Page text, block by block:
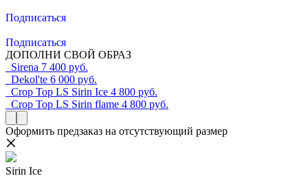
Подписаться
Подписаться
ДОПОЛНИ СВОЙ ОБРАЗ
Sirena 7 400 руб.
Dekol'te 6 000 руб.
Crop Top LS Sirin Ice 4 800 руб.
Crop Top LS Sirin flame 4 800 руб.
Оформить предзаказ на отсутствующий размер
Sirin Ice